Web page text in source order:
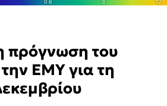
πρόγνωση του
ΕΜΥ για τη